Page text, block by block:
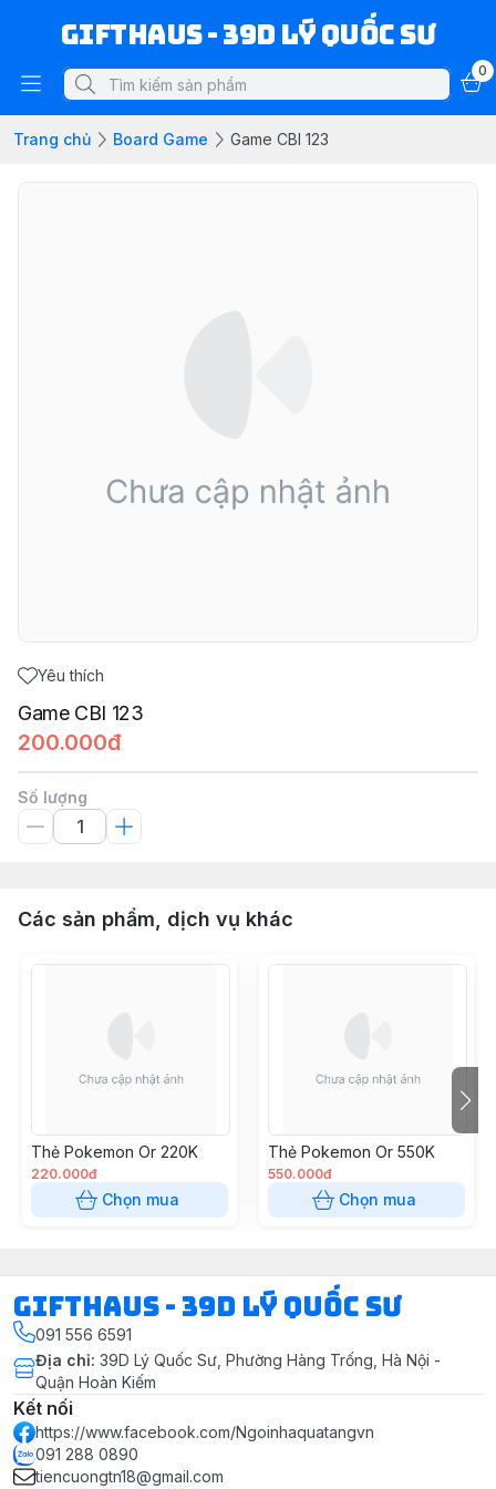
Gifthaus - 39D Lý Quốc Sư
0
Trang chủ Board Game Game CBI 123
Yêu thích
Game CBI 123
200.000đ
Số lượng
Các sản phẩm, dịch vụ khác
Thẻ Pokemon Or 220K
220.000đ
Chọn mua
Thẻ Pokemon Or 550K
550.000đ
Chọn mua
Gifthaus - 39D Lý Quốc Sư
091 556 6591
Địa chỉ: 39D Lý Quốc Sư, Phường Hàng Trống, Hà Nội -
Quận Hoàn Kiếm
Kết nối
https://www.facebook.com/Ngoinhaquatangvn
091 288 0890
tiencuongtn18@gmail.com